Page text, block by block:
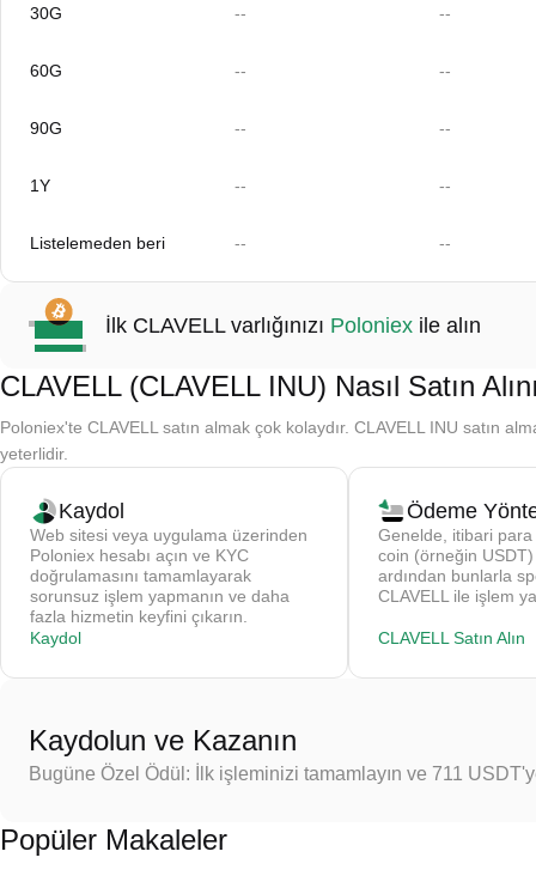
30G -- --
60G -- --
90G -- --
1Y -- --
Listelemeden beri -- --
İlk CLAVELL varlığınızı Poloniex ile alın
CLAVELL (CLAVELL INU) Nasıl Satın
Poloniex'te CLAVELL satın almak çok kolaydır. CLAVELL INU satın
yeterlidir.
Kaydol
Web sitesi veya uygulama üzerinden
Poloniex hesabı açın ve KYC
doğrulamasını tamamlayarak
sorunsuz işlem yapmanın ve daha
fazla hizmetin keyfini çıkarın.
Kaydol
Ödeme
Genelde, itibari
coin (örneğin USDT)
ardından bunlarla
CLAVELL ile işlem
CLAVELL Satın Alın
Kaydolun ve Kazanın
Bugüne Özel Ödül: İlk işleminizi tamamlayın ve 711
Popüler Makaleler